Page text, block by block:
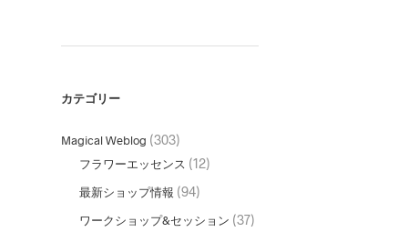
カテゴリー
Magical Weblog (303)
フラワーエッセンス (12)
最新ショップ情報 (94)
ワークショップ&セッション (37)